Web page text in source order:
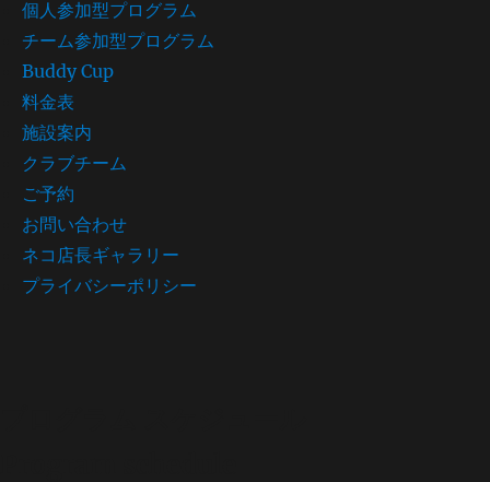
個人参加型プログラム
チーム参加型プログラム
Buddy Cup
料金表
施設案内
クラブチーム
ご予約
お問い合わせ
ネコ店長ギャラリー
プライバシーポリシー